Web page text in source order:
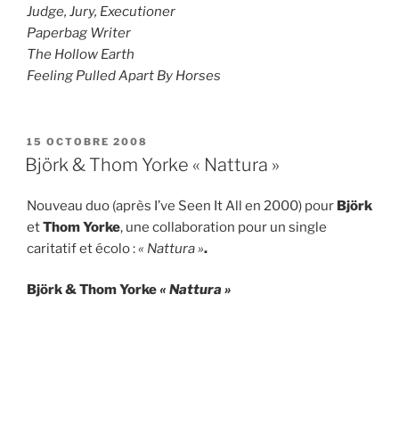
Judge, Jury, Executioner
Paperbag Writer
The Hollow Earth
Feeling Pulled Apart By Horses
PUBLIÉ
LE
15 OCTOBRE 2008
Björk & Thom Yorke « Nattura »
Nouveau duo (après I’ve Seen It All en 2000) pour Björk
etThom Yorke, une collaboration pour un single
caritatif et écolo :« Nattura ».
Björk & Thom Yorke« Nattura »